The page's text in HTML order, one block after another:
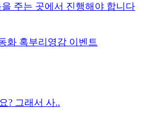
주는 곳에서 진행해야 합니다
화 혹부리영감 이벤트
? 그래서 사..